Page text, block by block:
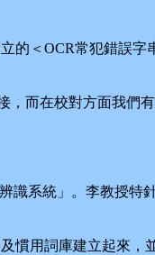
＜OCR常犯錯誤字
而在校對方面我們
系統」。李教授特
用詞庫建立起來，